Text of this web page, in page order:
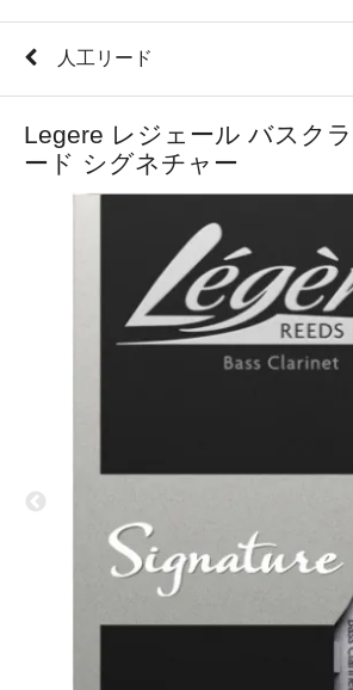
人工リード
Legere レジェール バスク
ード シグネチャー